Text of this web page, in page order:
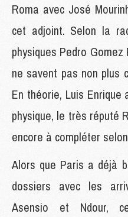
Roma avec José
cet adjoint. Selon la
physiques Pedro
ne savent pas non plus
En théorie, Luis
physique, le très réputé
encore à compléter
Alors que Paris a déjà
dossiers avec les
Asensio et Ndour,